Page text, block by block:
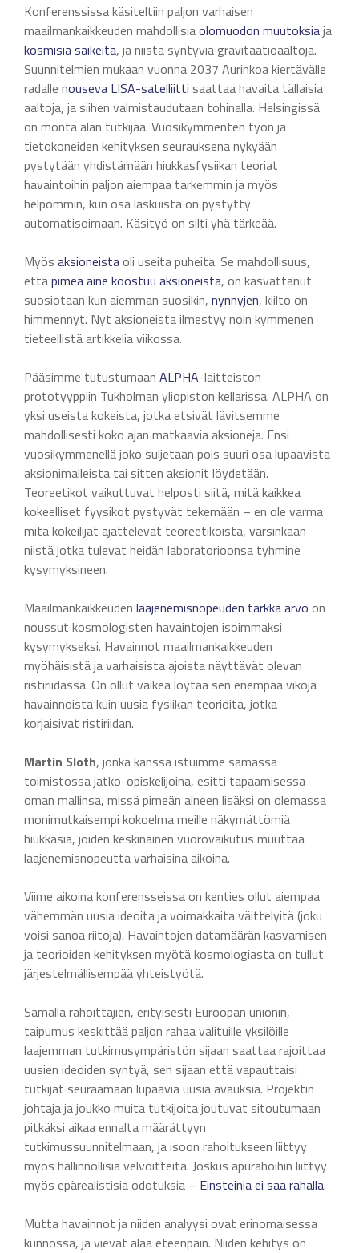
Konferenssissa käsiteltiin paljon varhaisen
maailmankaikkeuden mahdollisiaolomuodon muutoksiaja
kosmisia säikeitä, ja niistä syntyviä gravitaatioaaltoja.
Suunnitelmien mukaan vuonna 2037 Aurinkoa kiertävälle
radalle nouseva LISA-satelliitti saattaa havaita tällaisia
aaltoja, ja siihen valmistaudutaan tohinalla. Helsingissä
on monta alan tutkijaa. Vuosikymmenten työn ja
tietokoneiden kehityksen seurauksena nykyään
pystytään yhdistämään hiukkasfysiikan teoriat
havaintoihin paljon aiempaa tarkemmin ja myös
helpommin, kun osa laskuista on pystytty
automatisoimaan. Käsityö on silti yhä tärkeää.
Myös aksioneistaoli useita puheita. Se mahdollisuus,
ettäpimeäaine koostuu aksioneista, on kasvattanut
suosiotaan kun aiemman suosikin, nynnyjen, kiilto on
himmennyt. Nyt aksioneista ilmestyy noin kymmenen
tieteellistä artikkelia viikossa.
Pääsimme tutustumaan ALPHA-laitteiston
prototyyppiin Tukholman yliopiston kellarissa. ALPHA on
yksi useista kokeista, jotka etsivät lävitsemme
mahdollisesti koko ajan matkaavia aksioneja. Ensi
vuosikymmenellä joko suljetaan pois suuri osa lupaavista
aksionimalleista tai sitten aksionit löydetään.
Teoreetikot vaikuttuvat helposti siitä, mitä kaikkea
kokeelliset fyysikot pystyvät tekemään – en ole varma
mitä kokeilijat ajattelevat teoreetikoista, varsinkaan
niistä jotka tulevat heidän laboratorioonsa tyhmine
kysymyksineen.
Maailmankaikkeuden laajenemisnopeuden tarkka arvo on
noussut kosmologisten havaintojen isoimmaksi
kysymykseksi. Havainnot maailmankaikkeuden
myöhäisistä ja varhaisista ajoista näyttävät olevan
ristiriidassa. On ollut vaikea löytää sen enempää vikoja
havainnoista kuin uusia fysiikan teorioita, jotka
korjaisivat ristiriidan.
Martin Sloth, jonka kanssa istuimme samassa
toimistossa jatko-opiskelijoina, esitti tapaamisessa
oman mallinsa, missä pimeän aineen lisäksi on olemassa
monimutkaisempi kokoelma meille näkymättömiä
hiukkasia, joiden keskinäinen vuorovaikutus muuttaa
laajenemisnopeutta varhaisina aikoina.
Viime aikoina konferensseissa on kenties ollut aiempaa
vähemmän uusia ideoita ja voimakkaita väittelyitä (joku
voisi sanoa riitoja). Havaintojen datamäärän kasvamisen
ja teorioiden kehityksen myötä kosmologiasta on tullut
järjestelmällisempää yhteistyötä.
Samalla rahoittajien, erityisesti Euroopan unionin,
taipumus keskittää paljon rahaa valituille yksilöille
laajemman tutkimusympäristön sijaan saattaa rajoittaa
uusien ideoiden syntyä, sen sijaan että vapauttaisi
tutkijat seuraamaan lupaavia uusia avauksia. Projektin
johtaja ja joukko muita tutkijoita joutuvat sitoutumaan
pitkäksi aikaa ennalta määrättyyn
tutkimussuunnitelmaan, ja isoon rahoitukseen liittyy
myös hallinnollisia velvoitteita. Joskus apurahoihin liittyy
myös epärealistisia odotuksia – Einsteinia ei saa rahalla.
Mutta havainnot ja niiden analyysi ovat erinomaisessa
kunnossa, ja vievät alaa eteenpäin. Niiden kehitys on